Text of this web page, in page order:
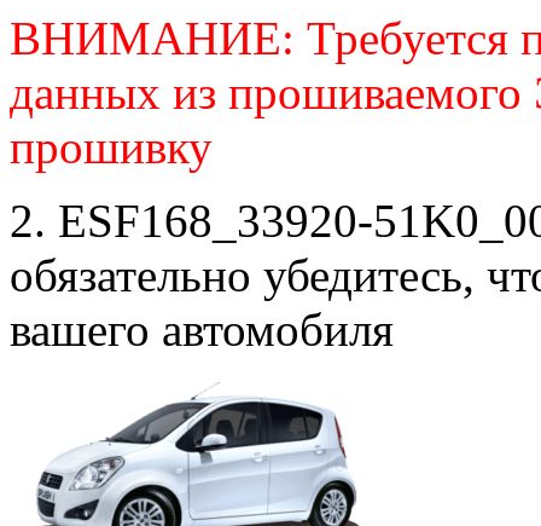
ВНИМАНИЕ: Требуется
данных из
прошивку
2. ESF168_33920-
обязательно убедитесь,
вашего автомобиля